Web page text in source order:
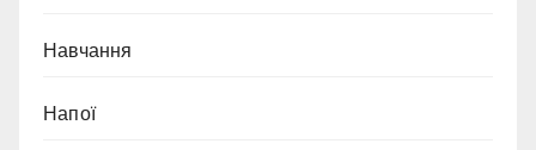
Навчання
Напої